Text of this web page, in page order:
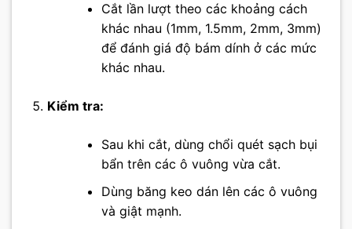
Cắt lần lượt theo các khoảng cách
khác nhau (1mm, 1.5mm, 2mm, 3mm)
để đánh giá độ bám dính ở các mức
khác nhau.
Kiểm tra:
Sau khi cắt, dùng chổi quét sạch bụi
bẩn trên các ô vuông vừa cắt.
Dùng băng keo dán lên các ô vuông
và giật mạnh.